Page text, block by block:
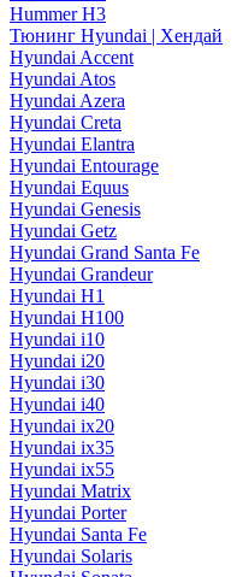
Hummer H3
Тюнинг Hyundai | Хендай
Hyundai Accent
Hyundai Atos
Hyundai Azera
Hyundai Creta
Hyundai Elantra
Hyundai Entourage
Hyundai Equus
Hyundai Genesis
Hyundai Getz
Hyundai Grand Santa Fe
Hyundai Grandeur
Hyundai H1
Hyundai H100
Hyundai i10
Hyundai i20
Hyundai i30
Hyundai i40
Hyundai ix20
Hyundai ix35
Hyundai ix55
Hyundai Matrix
Hyundai Porter
Hyundai Santa Fe
Hyundai Solaris